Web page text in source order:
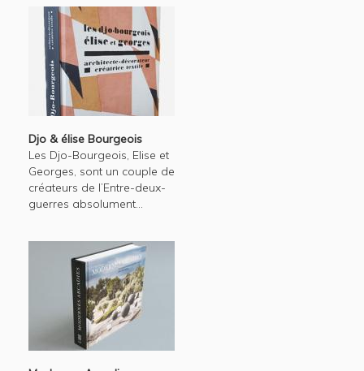
Djo & élise Bourgeois
Les Djo-Bourgeois, Elise et
Georges, sont un couple de
créateurs de l’Entre-deux-
guerres absolument...